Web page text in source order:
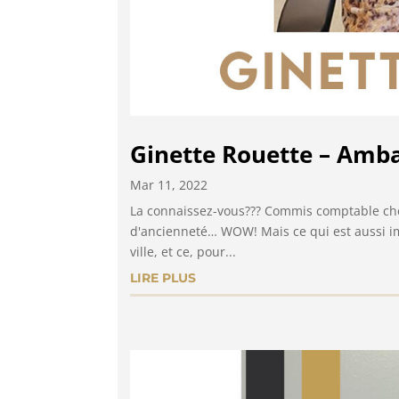
Ginette Rouette –
Mar 11, 2022
La connaissez-vous??? Commis comptable
d'ancienneté… WOW! Mais ce qui est aussi
ville, et ce, pour...
LIRE PLUS